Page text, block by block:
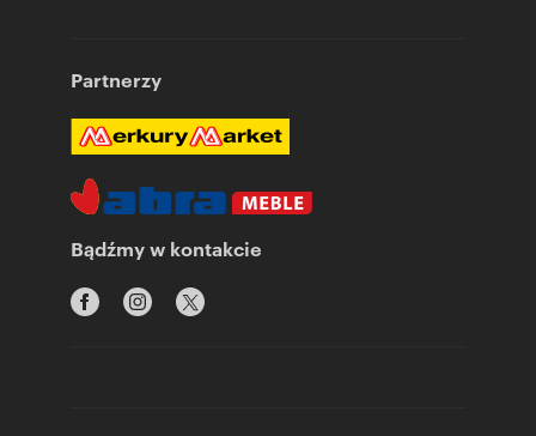
Partnerzy
Bądźmy w kontakcie